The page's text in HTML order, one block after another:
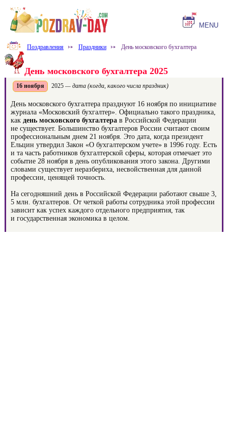
MENU
Поздравления ⤐ Праздники ⤐ День московского бухгалтера
День московского бухгалтера 2025
16 ноября 2025 — дата (когда, какого числа праздник)
День московского бухгалтера празднуют 16 ноября по инициативе
журнала «Московский бухгалтер». Официально такого праздника,
как день московского бухгалтера в Российской Федерации
не существует. Большинство бухгалтеров России считают своим
профессиональным днем 21 ноября. Это дата, когда президент
Ельцин утвердил Закон «О бухгалтерском учете» в 1996 году. Есть
и та часть работников бухгалтерской сферы, которая отмечает это
событие 28 ноября в день опубликования этого закона. Другими
словами существует неразбериха, несвойственная для данной
профессии, ценящей точность.
На сегодняшний день в Российской Федерации работают свыше 3,
5 млн. бухгалтеров. От четкой работы сотрудника этой профессии
зависит как успех каждого отдельного предприятия, так
и государственная экономика в целом.